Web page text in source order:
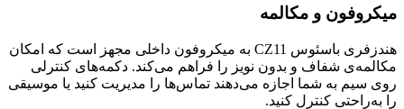
میکروفون و مکالمه
هندزفری باسئوس CZ11 به میکروفون داخلی مجهز است که امکان
مکالمه‌ی شفاف و بدون نویز را فراهم می‌کند. دکمه‌های کنترلی
روی سیم به شما اجازه می‌دهند تماس‌ها را مدیریت کنید یا موسیقی
را به‌راحتی کنترل کنید.